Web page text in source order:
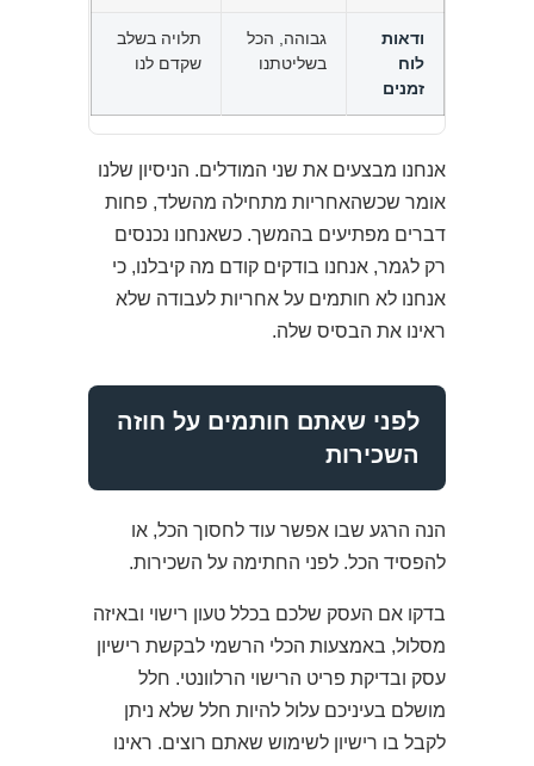
ודאות
לוח
זמנים
גבוהה, הכל
בשליטתנו
תלויה בשלב
שקדם לנו
אנחנו מבצעים את שני המודלים. הניסיון שלנו
אומר שכשהאחריות מתחילה מהשלד, פחות
דברים מפתיעים בהמשך. כשאנחנו נכנסים
רק לגמר, אנחנו בודקים קודם מה קיבלנו, כי
אנחנו לא חותמים על אחריות לעבודה שלא
ראינו את הבסיס שלה.
לפני שאתם חותמים על חוזה
השכירות
הנה הרגע שבו אפשר עוד לחסוך הכל, או
להפסיד הכל. לפני החתימה על השכירות.
בדקו אם העסק שלכם בכלל טעון רישוי ובאיזה
מסלול, באמצעות הכלי הרשמי לבקשת רישיון
עסק ובדיקת פריט הרישוי הרלוונטי. חלל
מושלם בעיניכם עלול להיות חלל שלא ניתן
לקבל בו רישיון לשימוש שאתם רוצים. ראינו